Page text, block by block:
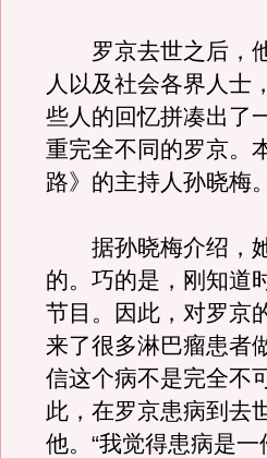
罗京去世之后，
人以及社会各界人士
些人的回忆拼凑出了
重完全不同的罗京。
路》的主持人孙晓梅。
据孙晓梅介绍，她
的。巧的是，刚知道
节目。因此，对罗京
来了很多淋巴瘤患者
信这个病不是完全不
此，在罗京患病到去
他。“我觉得患病是